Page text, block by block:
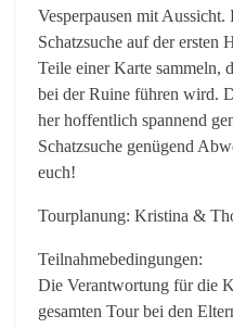
Vesperpausen mit
Schatzsuche auf der ersten
Teile einer Karte sammeln,
bei der Ruine führen wird.
her hoffentlich spannend
Schatzsuche genügend
euch!
Tourplanung: Kristina &
Teilnahmebedingungen:
Die Verantwortung für die
gesamten Tour bei den